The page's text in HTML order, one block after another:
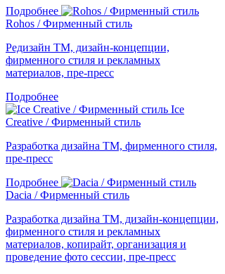
Подробнее
Rohos / Фирменный стиль
Редизайн ТМ, дизайн-концепции,
фирменного стиля и рекламных
материалов, пре-пресс
Подробнее
Ice
Creative / Фирменный стиль
Разработка дизайна ТМ, фирменного стиля,
пре-пресс
Подробнее
Dacia / Фирменный стиль
Разработка дизайна ТМ, дизайн-концепции,
фирменного стиля и рекламных
материалов, копирайт, организация и
проведение фото сессии, пре-пресс